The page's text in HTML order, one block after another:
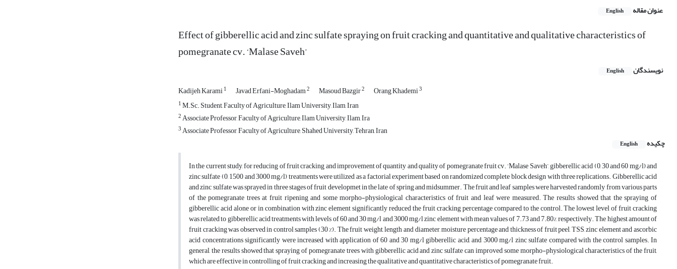
عنوان مقاله English
Effect of gibberellic acid and zinc sulfate spraying on fruit cracking and quantitative ‎and qualitative characteristics of
pomegranate cv. ‘Malase Saveh’‎
نویسندگان English
Kadijeh Karami1 Javad Erfani-Moghadam2 Masoud Bazgir2 Orang Khademi3
1M.Sc. Student, Faculty of Agriculture, Ilam University, Ilam, Iran
2Associate Professor, Faculty of Agriculture, Ilam University, Ilam, Ira
3Associate Professor, Faculty of Agriculture, Shahed University, Tehran, Iran
چکیده
English
In the current study, for reducing of fruit cracking and improvement of quantity and quality of pomegranate fruit cv. ‘Malase Saveh’, gibberellic acid (0, 30 and 60 mg/l) and
zinc sulfate (0, 1500 and 3000 mg/l) treatments were utilized as a factorial experiment based on randomized complete block design with three replications. Gibberellic acid
and zinc sulfate was sprayed in three stages of fruit developmet in the late of spring and midsummer. The fruit and leaf samples were harvested randomly from various parts
of the pomegranate trees at fruit ripening and some morpho-physiological characteristics of fruit and leaf were measured. The results showed that the sprayingof
gibberellic acid alone or in combination with zinc element significantly reduced the fruit cracking percentage compared to the control. The lowest level of fruit cracking
was related to gibberellic acid treatments with levels of 60 and 30 mg/l and 3000 mg/l zinc element with mean values of 7.73 and 7.80%, respectively. The highest amount of
fruit cracking was observed in control samples (30 %). The fruit weight, length and diameter, moisture percentage and thickness of fruit peel, TSS, zinc element and ascorbic
acid concentrations significantly were increased with application of 60 and 30 mg/l gibberellic acid, and 3000 mg/l zinc sulfate compared with the control samples. In
general, the results showed that sprayingof pomegranate trees with gibberellic acid and zinc sulfate can improved some morpho-physiological characteristics of the fruit,
which are effective in controlling of fruit cracking and increasing the qualitative and quantitative characteristics of pomegranate fruit.